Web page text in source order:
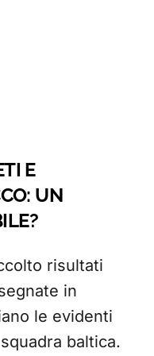
E
UN
risultati
in
le evidenti
baltica.